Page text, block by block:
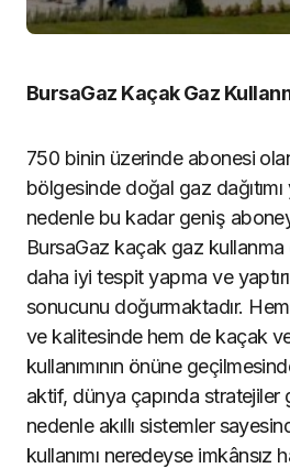
BursaGaz Kaçak Gaz
750 binin üzerinde abonesi
bölgesinde doğal gaz
nedenle bu kadar geniş
BursaGaz kaçak gaz kullanma
daha iyi tespit yapma ve
sonucunu doğurmaktadır. Hem
ve kalitesinde hem de kaçak
kullanımının önüne
aktif, dünya çapında stratejiler
nedenle akıllı sistemler
kullanımı neredeyse imkânsız